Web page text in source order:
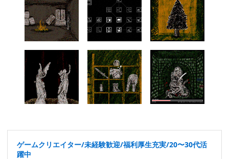
ゲームクリエイター/未経験歓迎/福利厚生充実/20〜30代活
躍中